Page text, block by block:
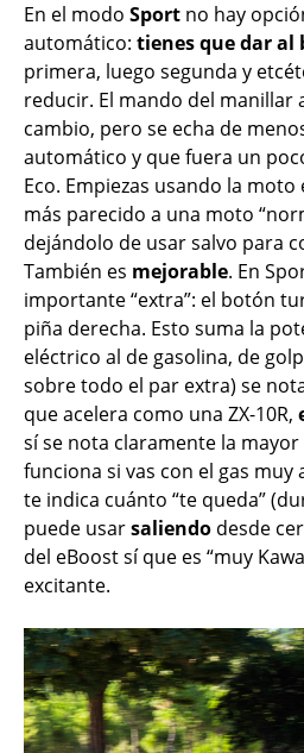
En el modo Sport no hay
automático: tienes que dar al
primera, luego segunda y
reducir. El mando del manillar
cambio, pero se echa de
automático y que fuera un
Eco. Empiezas usando la
más parecido a una moto
dejándolo de usar salvo para
También es mejorable. En
importante “extra”: el botón
piña derecha. Esto suma la
eléctrico al de gasolina, de
sobre todo el par extra) se
que acelera como una ZX-10R,
sí se nota claramente la mayor
funciona si vas con el gas
te indica cuánto “te queda”
puede usarsaliendo desde
del eBoost sí que es “muy
excitante.